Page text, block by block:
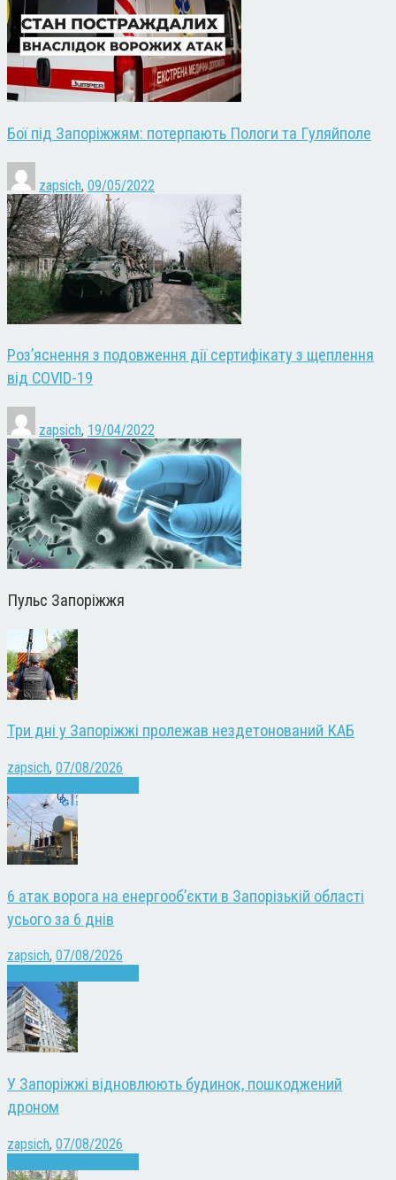
Бої під Запоріжжям: потерпають Пологи та Гуляйполе
zapsich, 09/05/2022
Роз’яснення з подовження дії сертифікату з щеплення
від COVID-19
zapsich, 19/04/2022
Пульс Запоріжжя
Три дні у Запоріжжі пролежав нездетонований КАБ
zapsich, 07/08/2026
6 атак ворога на енергооб’єкти в Запорізькій області
усього за 6 днів
zapsich, 07/08/2026
У Запоріжжі відновлюють будинок, пошкоджений
дроном
zapsich, 07/08/2026